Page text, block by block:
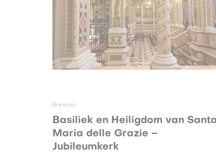
Brescia
Basiliek en Heiligdom van
Maria delle Grazie –
Jubileumkerk